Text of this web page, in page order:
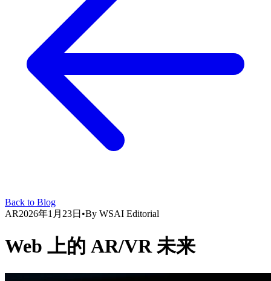
Back to Blog
AR2026年1月23日 •By WSAI Editorial
Web 上的 AR/VR 未来